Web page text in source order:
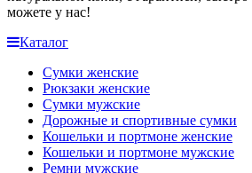
можете у нас!
Каталог
Сумки женские
Рюкзаки женские
Сумки мужские
Дорожные и спортивные сумки
Кошельки и портмоне женские
Кошельки и портмоне мужские
Ремни мужские